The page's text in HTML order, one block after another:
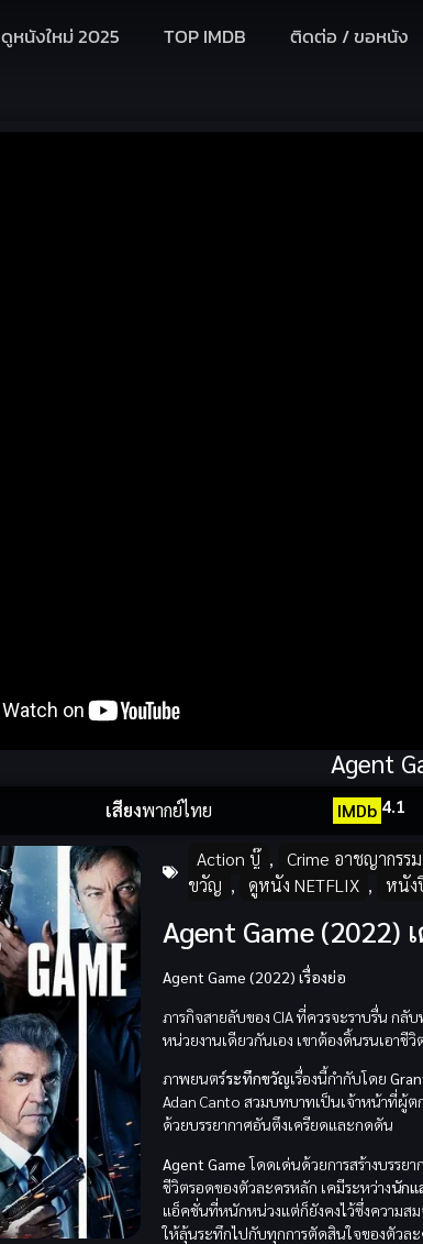
ดูหนังใหม่ 2025 TOP IMDB ติดต่อ / ขอหนัง
Agent
เสียงพากย์ไทย IMDb 4.1
Action บู๊ , Crime อาชญากรรม
ขวัญ , ดูหนัง NETFLIX , หนัง
Agent Game (2022)
Agent Game (2022) เรื่องย่อ
ภารกิจสายลับของ CIA ที่ควรจะราบรื่น ก
หน่วยงานเดียวกันเอง เขาต้องดิ้นรนเอาชี
ภาพยนตร์ระทึกขวัญเรื่องนี้กำกับโดย
Adan Canto สวมบทบาทเป็นเจ้าหน้าที่ผู้
ด้วยบรรยากาศอันตึงเครียดและกดดัน
Agent Gameโดดเด่นด้วยการสร้างบรรย
ชีวิตรอดของตัวละครหลัก เคมีระหว่างนักแ
แอ็คชั่นที่หนักหน่วงแต่ก็ยังคงไว้ซึ่งความส
ให้ลุ้นระทึกไปกับทุกการตัดสินใจของตัวละ